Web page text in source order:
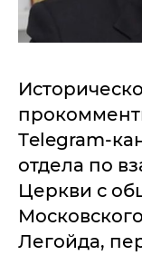
Тelegram-
отдела по
Церкви с
Легойда,